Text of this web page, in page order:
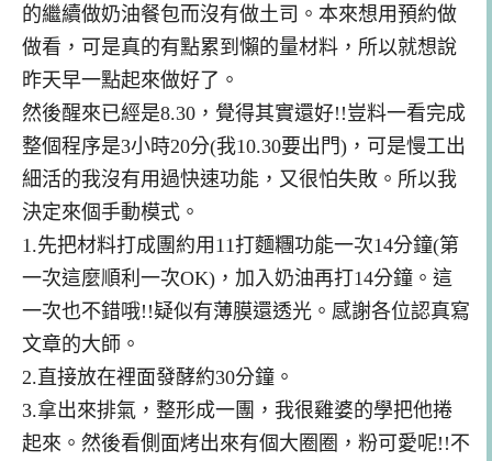
的繼續做奶油餐包而沒有做土司。本來想用預約做
做看，可是真的有點累到懶的量材料，所以就想說
昨天早一點起來做好了。
然後醒來已經是8.30，覺得其實還好!!豈料一看完成
整個程序是3小時20分(我10.30要出門)，可是慢工出
細活的我沒有用過快速功能，又很怕失敗。所以我
決定來個手動模式。
1.先把材料打成團約用11打麵糰功能一次14分鐘(第
一次這麼順利一次OK)，加入奶油再打14分鐘。這
一次也不錯哦!!疑似有薄膜還透光。感謝各位認真寫
文章的大師。
2.直接放在裡面發酵約30分鐘。
3.拿出來排氣，整形成一團，我很雞婆的學把他捲
起來。然後看側面烤出來有個大圈圈，粉可愛呢!!不